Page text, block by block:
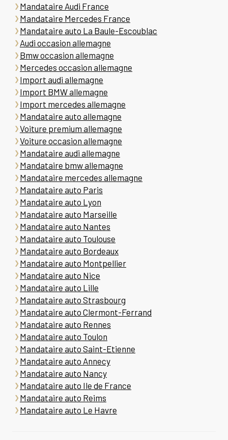
Mandataire Audi France
Mandataire Mercedes France
Mandataire auto La Baule-Escoublac
Audi occasion allemagne
Bmw occasion allemagne
Mercedes occasion allemagne
Import audi allemagne
Import BMW allemagne
Import mercedes allemagne
Mandataire auto allemagne
Voiture premium allemagne
Voiture occasion allemagne
Mandataire audi allemagne
Mandataire bmw allemagne
Mandataire mercedes allemagne
Mandataire auto Paris
Mandataire auto Lyon
Mandataire auto Marseille
Mandataire auto Nantes
Mandataire auto Toulouse
Mandataire auto Bordeaux
Mandataire auto Montpellier
Mandataire auto Nice
Mandataire auto Lille
Mandataire auto Strasbourg
Mandataire auto Clermont-Ferrand
Mandataire auto Rennes
Mandataire auto Toulon
Mandataire auto Saint-Etienne
Mandataire auto Annecy
Mandataire auto Nancy
Mandataire auto Ile de France
Mandataire auto Reims
Mandataire auto Le Havre